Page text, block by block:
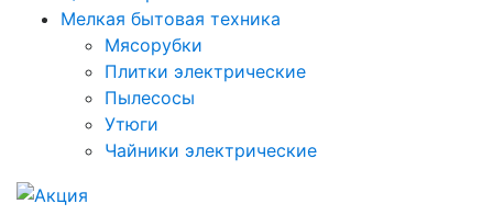
Мелкая бытовая техника
Мясорубки
Плитки электрические
Пылесосы
Утюги
Чайники электрические